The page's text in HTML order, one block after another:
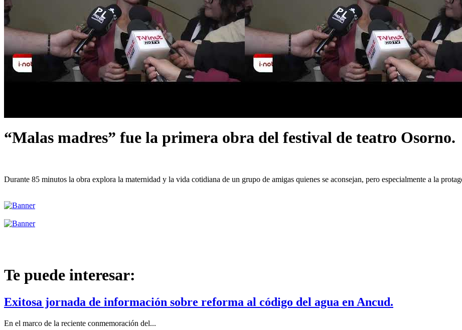
“Malas madres” fue la primera obra del festival de teatro Osorno.
Durante 85 minutos la obra explora la maternidad y la vida cotidiana de un grupo de amigas quienes se aconsejan, pero especialmente a la
Te puede interesar:
Exitosa jornada de información sobre reforma al código del agua en Ancud.
En el marco de la reciente conmemoración del...